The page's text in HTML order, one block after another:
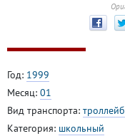
Год: 1999
Месяц: 01
Вид транспорта:
Категория: школьный